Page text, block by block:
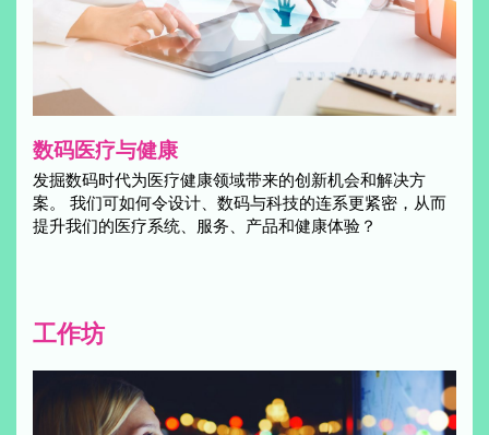
数码医疗与健康
发掘数码时代为医疗健康领域带来的创新机会和解决方
案。 我们可如何令设计、数码与科技的连系更紧密，从而
提升我们的医疗系统、服务、产品和健康体验？
工作坊